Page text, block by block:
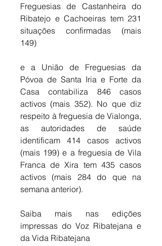
Freguesias de Castanheira do
Ribatejo e Cachoeiras tem 231
situações confirmadas (mais
149)
e a União de Freguesias da
Póvoa de Santa Iria e Forte da
Casa contabiliza 846 casos
activos (mais 352). No que diz
respeito à freguesia de Vialonga,
as autoridades de saúde
identificam 414 casos activos
(mais 199) e a freguesia de Vila
Franca de Xira tem 435 casos
activos (mais 284 do que na
semana anterior).
Saiba mais nas edições
impressas do Voz Ribatejana e
da Vida Ribatejana